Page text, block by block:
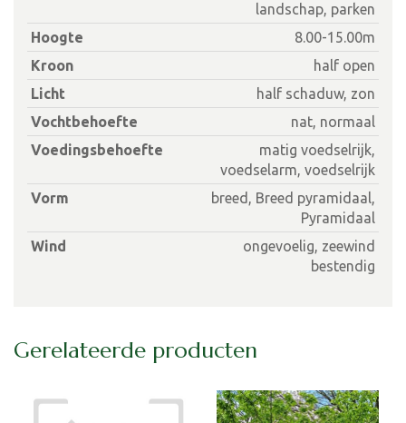
landschap, parken
Hoogte
8.00-15.00m
Kroon
half open
Licht
half schaduw, zon
Vochtbehoefte
nat, normaal
Voedingsbehoefte
matig voedselrijk,
voedselarm, voedselrijk
Vorm
breed, Breed pyramidaal,
Pyramidaal
Wind
ongevoelig, zeewind
bestendig
Gerelateerde producten